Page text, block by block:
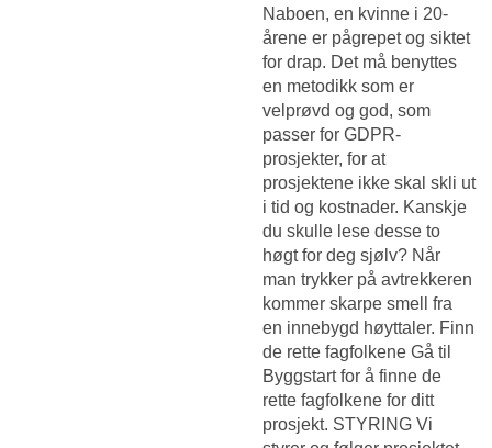
Naboen, en kvinne i 20-
årene er pågrepet og siktet
for drap. Det må benyttes
en metodikk som er
velprøvd og god, som
passer for GDPR-
prosjekter, for at
prosjektene ikke skal skli ut
i tid og kostnader. Kanskje
du skulle lese desse to
høgt for deg sjølv? Når
man trykker på avtrekkeren
kommer skarpe smell fra
en innebygd høyttaler. Finn
de rette fagfolkene Gå til
Byggstart for å finne de
rette fagfolkene for ditt
prosjekt. STYRING Vi